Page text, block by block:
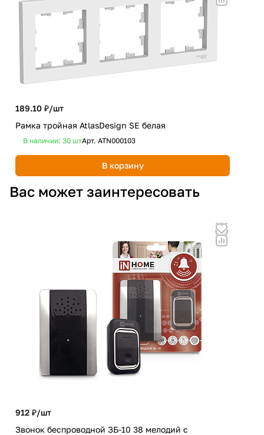
189.10 ₽/шт
Рамка тройная AtlasDesign SE белая
В наличии: 30 штАрт. ATN000103
В корзину
Вас может заинтересовать
912 ₽/шт
Звонок беспроводной ЗБ-10 38 мелодий с